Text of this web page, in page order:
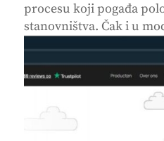
procesu koji pogađa
stanovništva. Čak i u